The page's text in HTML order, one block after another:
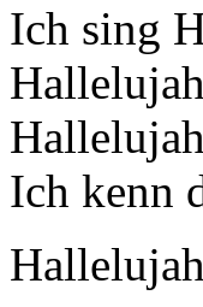
Ich sing
Ich kenn